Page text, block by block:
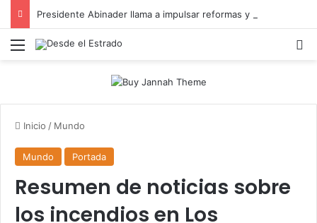
Menú
Inicio / Mundo
Mundo Portada
Resumen de noticias sobre
los incendios en Los